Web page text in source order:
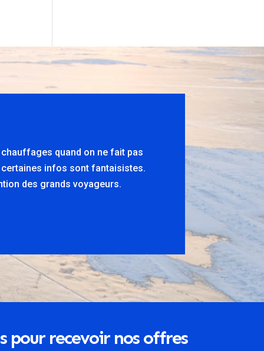
quand on ne fait pas
infos sont fantaisistes.
des grands voyageurs.
pour recevoir nos offres